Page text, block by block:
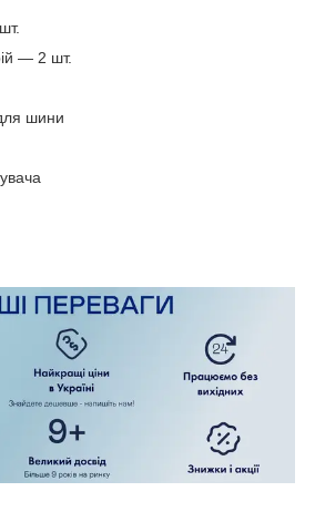
— 2 шт.
шини